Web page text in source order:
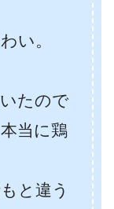
い。
たので
当に鶏
と違う